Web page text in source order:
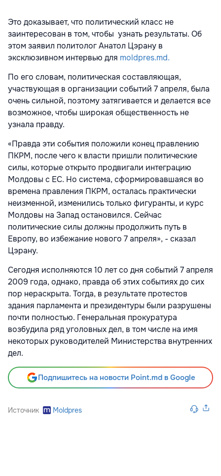
Это доказывает, что политический класс не
заинтересован в том, чтобы узнать результаты. Об
этом заявил политолог Анатол Цэрану в
эксклюзивном интервью для moldpres.md.
По его словам, политическая составляющая,
участвующая в организации событий 7 апреля, была
очень сильной, поэтому затягивается и делается все
возможное, чтобы широкая общественность не
узнала правду.
«Правда эти события положили конец правлению
ПКРМ, после чего к власти пришли политические
силы, которые открыто продвигали интеграцию
Молдовы с ЕС. Но система, сформировавшаяся во
времена правления ПКРМ, осталась практически
неизменной, изменились только фигуранты, и курс
Молдовы на Запад остановился. Сейчас
политические силы должны продолжить путь в
Европу, во избежание нового 7 апреля», - сказал
Цэрану.
Сегодня исполняются 10 лет со дня событий 7 апреля
2009 года, однако, правда об этих событиях до сих
пор нераскрыта. Тогда, в результате протестов
здания парламента и президентуры были разрушены
почти полностью. Генеральная прокуратура
возбудила ряд уголовных дел, в том числе на имя
некоторых руководителей Министерства внутренних
дел.
Подпишитесь на новости Point.md в Google
Источник Moldpres